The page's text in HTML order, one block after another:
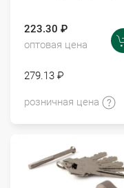
223.30 ₽
оптовая цена
279.13 ₽
розничная цена